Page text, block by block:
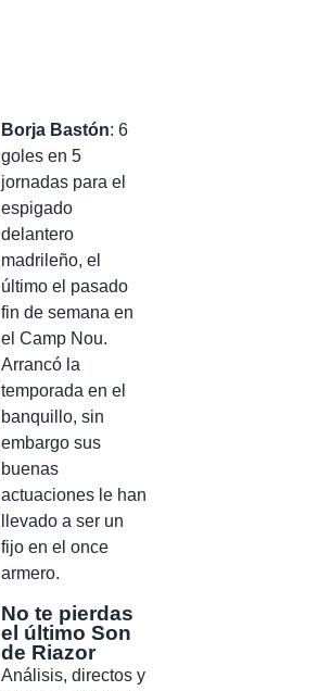
Borja Bastón: 6
goles en 5
jornadas para el
espigado
delantero
madrileño, el
último el pasado
fin de semana en
el Camp Nou.
Arrancó la
temporada en el
banquillo, sin
embargo sus
buenas
actuaciones le han
llevado a ser un
fijo en el once
armero.
No te pierdas
el último Son
de Riazor
Análisis, directos y